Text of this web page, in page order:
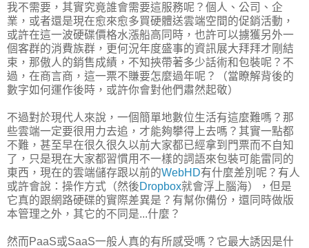
我不需要，其實究竟誰會需要這服務呢？個人、公司、企
業，或者還是現在愈來愈多買硬體送雲端空間的促銷活動，
或許在這一波硬碟價格水漲船高同時，也許可以擄獲另外一
個客群的消費族群，更何況年度盛事的資訊展大拜拜才剛結
束，那傲人的銷售成績，不知挾帶著多少話術和包裝呢？不
過，在商言商，這一票不賺要怎麼過年呢？（當瞭解背後的
數字如何運作後時，或許你會對他們肅然起敬）
不過對於現代人來說，一個簡單地數位生活有這麼難嗎？那
些雲端一定要很用力去追，才能夠攀得上去嗎？其實一點都
不難，甚至早在很久很久以前大家都已經拿到門票而不自知
了，只是現在大家都習慣用不一樣的詞語來包裝可能雷同的
東西，現在的雲端儲存跟以前的WebHD有什麼差別呢？有人
或許會說：操作方式（然後Dropbox就會浮上腦海），但是
它真的跟網路硬碟的實際差異是？有幫你備份，還同時做版
本管理之外，其它的不同是...什麼？
然而PaaS或SaaS一般人真的有所感受嗎？它最大誘因是什